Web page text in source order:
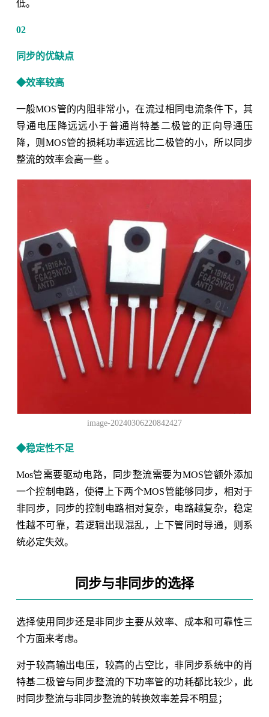
低。
02
同步的优缺点
◆效率较高
一般MOS管的内阻非常小，在流过相同电流条件下，其
导通电压降远远小于普通肖特基二极管的正向导通压
降，则MOS管的损耗功率远远比二极管的小，所以同步
整流的效率会高一些 。
image-20240306220842427
◆稳定性不足
Mos管需要驱动电路，同步整流需要为MOS管额外添加
一个控制电路，使得上下两个MOS管能够同步，相对于
非同步，同步的控制电路相对复杂，电路越复杂，稳定
性越不可靠，若逻辑出现混乱，上下管同时导通，则系
统必定失效。
同步与非同步的选择
选择使用同步还是非同步主要从效率、成本和可靠性三
个方面来考虑。
对于较高输出电压，较高的占空比，非同步系统中的肖
特基二极管与同步整流的下功率管的功耗都比较少，此
时同步整流与非同步整流的转换效率差异不明显；